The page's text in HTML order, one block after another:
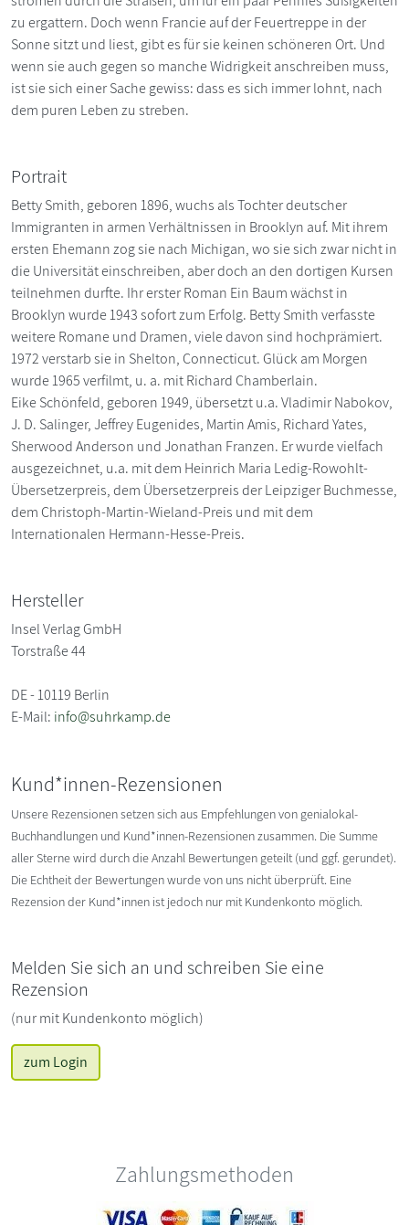
zu ergattern. Doch wenn Francie auf der Feuertreppe in der
Sonne sitzt und liest, gibt es für sie keinen schöneren Ort. Und
wenn sie auch gegen so manche Widrigkeit anschreiben muss,
ist sie sich einer Sache gewiss: dass es sich immer lohnt, nach
dem puren Leben zu streben.
Portrait
Betty Smith, geboren 1896, wuchs als Tochter deutscher
Immigranten in armen Verhältnissen in Brooklyn auf. Mit ihrem
ersten Ehemann zog sie nach Michigan, wo sie sich zwar nicht in
die Universität einschreiben, aber doch an den dortigen Kursen
teilnehmen durfte. Ihr erster Roman Ein Baum wächst in
Brooklyn wurde 1943 sofort zum Erfolg. Betty Smith verfasste
weitere Romane und Dramen, viele davon sind hochprämiert.
1972 verstarb sie in Shelton, Connecticut. Glück am Morgen
wurde 1965 verfilmt, u. a. mit Richard Chamberlain.
Eike Schönfeld, geboren 1949, übersetzt u.a. Vladimir Nabokov,
J. D. Salinger, Jeffrey Eugenides, Martin Amis, Richard Yates,
Sherwood Anderson und Jonathan Franzen. Er wurde vielfach
ausgezeichnet, u.a. mit dem Heinrich Maria Ledig-Rowohlt-
Übersetzerpreis, dem Übersetzerpreis der Leipziger Buchmesse,
dem Christoph-Martin-Wieland-Preis und mit dem
Internationalen Hermann-Hesse-Preis.
Hersteller
Insel Verlag GmbH
Torstraße 44
DE - 10119 Berlin
E-Mail: info@suhrkamp.de
Kund*innen-Rezensionen
Unsere Rezensionen setzen sich aus Empfehlungen von genialokal-
Buchhandlungen und Kund*innen-Rezensionen zusammen. Die Summe
aller Sterne wird durch die Anzahl Bewertungen geteilt (und ggf. gerundet).
Die Echtheit der Bewertungen wurde von uns nicht überprüft. Eine
Rezension der Kund*innen ist jedoch nur mit Kundenkonto möglich.
Melden Sie sich an und schreiben Sie eine
Rezension
(nur mit Kundenkonto möglich)
zum Login
Zahlungsmethoden